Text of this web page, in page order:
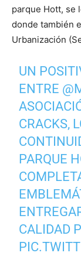
parque Hott, se
donde también
Urbanización
UN
ENTRE
CRACKS,
PARQUE
CALIDAD